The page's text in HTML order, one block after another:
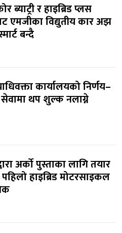
ब्याट्री र हाइब्रिड प्लस
एमजीका विद्युतीय कार अझ
बन्दै
कार्यालयको निर्णय–
थप शुल्क नलाग्ने
अर्को पुस्ताका लागि तयार
हाइब्रिड मोटरसाइकल